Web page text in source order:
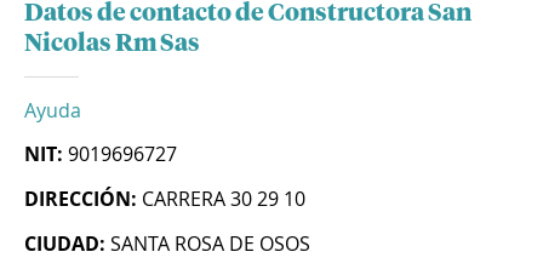
Datos de contacto de Constructora San
Nicolas Rm Sas
Ayuda
NIT: 9019696727
DIRECCIÓN: CARRERA 30 29 10
CIUDAD: SANTA ROSA DE OSOS